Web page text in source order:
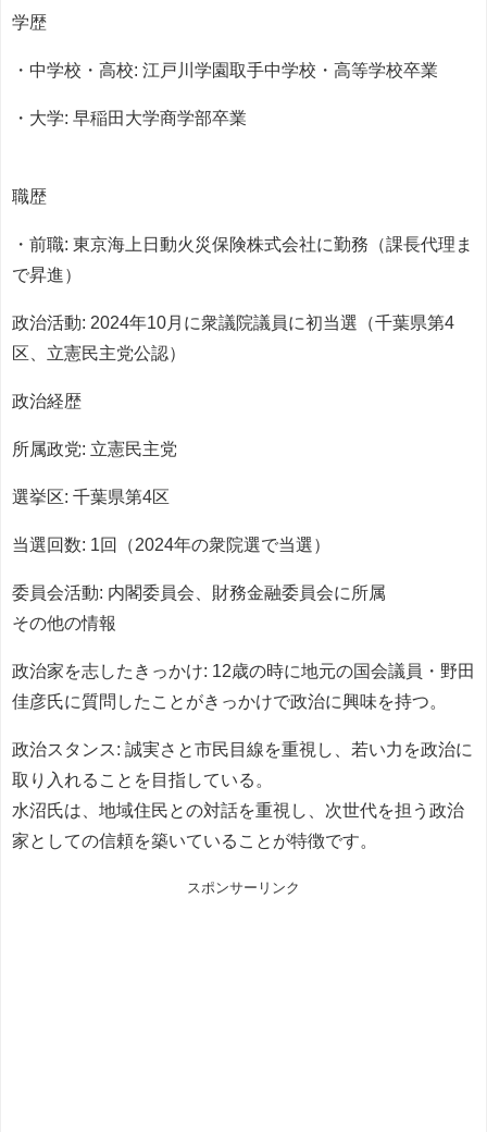
学歴
・中学校・高校: 江戸川学園取手中学校・高等学校卒業
・大学: 早稲田大学商学部卒業
職歴
・前職: 東京海上日動火災保険株式会社に勤務（課長代理ま
で昇進）
政治活動: 2024年10月に衆議院議員に初当選（千葉県第4
区、立憲民主党公認）
政治経歴
所属政党: 立憲民主党
選挙区: 千葉県第4区
当選回数: 1回（2024年の衆院選で当選）
委員会活動: 内閣委員会、財務金融委員会に所属
その他の情報
政治家を志したきっかけ: 12歳の時に地元の国会議員・野田
佳彦氏に質問したことがきっかけで政治に興味を持つ。
政治スタンス: 誠実さと市民目線を重視し、若い力を政治に
取り入れることを目指している。
水沼氏は、地域住民との対話を重視し、次世代を担う政治
家としての信頼を築いていることが特徴です。
スポンサーリンク